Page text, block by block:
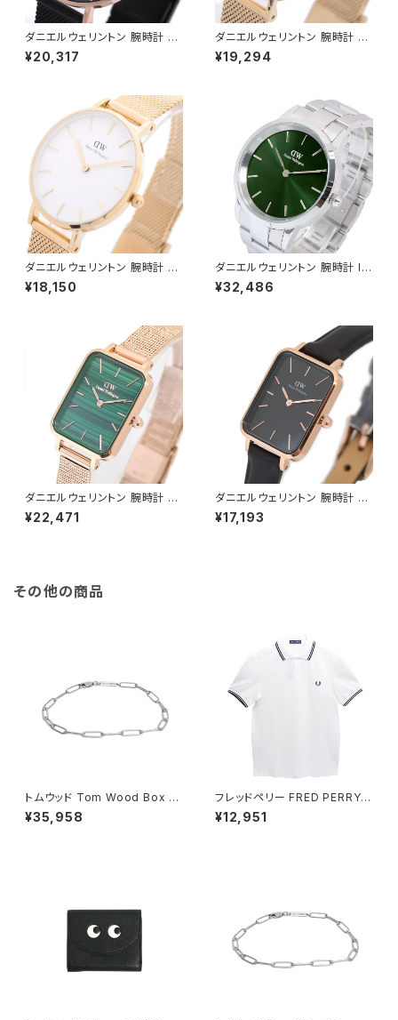
ダニエルウェリントン 腕時計 PE
TITE ASHFIELD 36 ブラック
DW00100307 レディース ブ
¥20,317
ダニエルウェリントン 腕時計 PE
TITE MESH 32 ブラック DW0
0100347 レディース ブラック
¥19,294
ダニエルウェリントン 腕時計 PE
TITE MESH 28 ホワイト DW
00100350 レディース ホワイ
¥18,150
ダニエルウェリントン 腕時計 IC
ONIC LINK EMERALD 40 シ
ルバー DW00100427 グリー
¥32,486
ダニエルウェリントン 腕時計 Q
UADRO PRESSED MELROS
E 20×26 DW00100437 クア
¥22,471
ダニエルウェリントン 腕時計 Q
UADRO PRESSED SHEFFIEL
D 20×26 ローズゴールド DW
¥17,193
その他の商品
トムウッド Tom Wood Box Br
acelet ブレスレット 100066-
70 シルバー
¥35,958
フレッドペリー FRED PERRY T
he Fred Perry Shirt M3600
ポロシャツ M3600-200-WHI
¥12,951